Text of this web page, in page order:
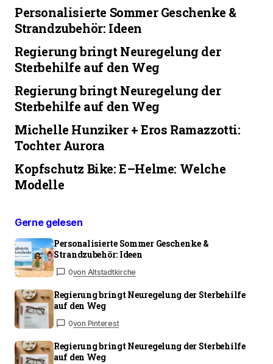
Personalisierte Sommer Geschenke &
Strandzubehör: Ideen
Regierung bringt Neuregelung der
Sterbehilfe auf den Weg
Regierung bringt Neuregelung der
Sterbehilfe auf den Weg
Michelle Hunziker + Eros Ramazzotti:
Tochter Aurora
Kopfschutz Bike: E–Helme: Welche
Modelle
Gerne gelesen
Personalisierte Sommer Geschenke &
Strandzubehör: Ideen
0von Altstadtkirche
Regierung bringt Neuregelung der Sterbehilfe
auf den Weg
0von Pinterest
Regierung bringt Neuregelung der Sterbehilfe
auf den Weg